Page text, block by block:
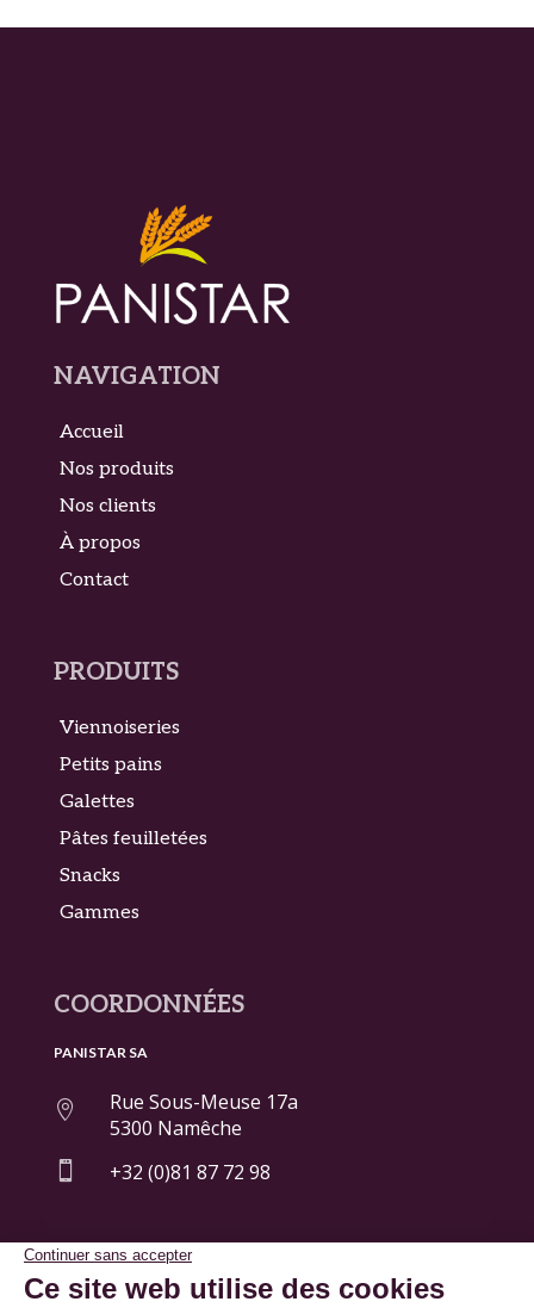
NAVIGATION
Accueil
Nos produits
Nos clients
À propos
Contact
PRODUITS
Viennoiseries
Petits pains
Galettes
Pâtes feuilletées
Snacks
Gammes
COORDONNÉES
PANISTAR SA

Rue Sous-Meuse 17a
5300 Namêche
 +32 (0)81 87 72 98